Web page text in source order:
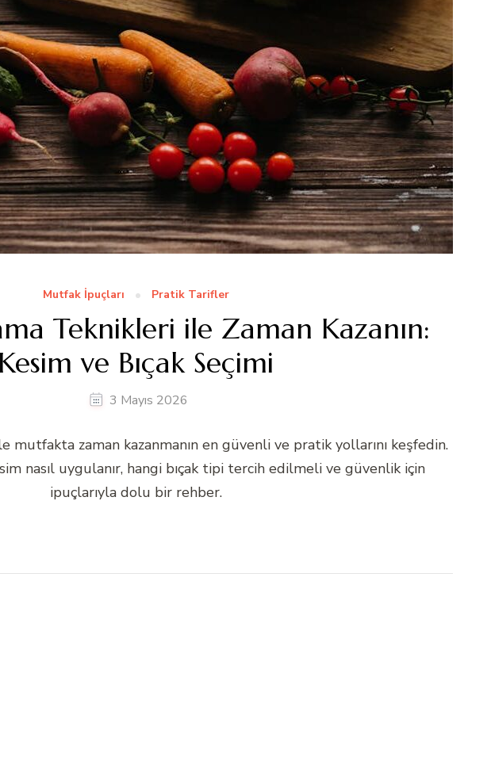
Mutfak İpuçları Pratik Tarifler
Teknikleri ile Zaman Kazanın:
Kesim ve Bıçak Seçimi
3 Mayıs 2026
mutfakta zaman kazanmanın en güvenli ve pratik yollarını keşfedin.
nasıl uygulanır, hangi bıçak tipi tercih edilmeli ve güvenlik için
ipuçlarıyla dolu bir rehber.